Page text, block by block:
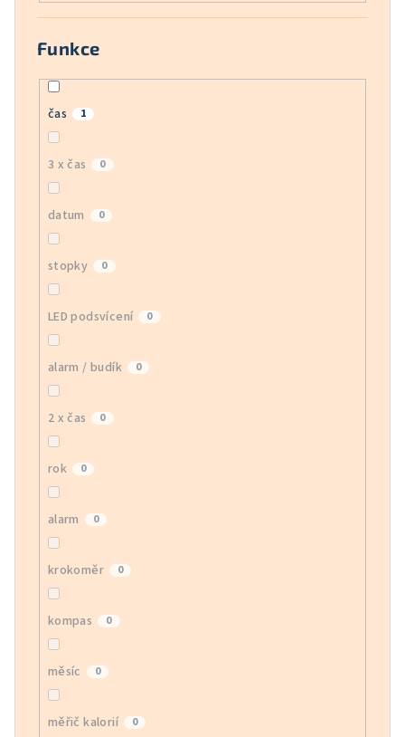
Funkce
čas 1
3 x čas 0
datum 0
stopky 0
LED podsvícení 0
alarm / budík 0
2 x čas 0
rok 0
alarm 0
krokoměr 0
kompas 0
měsíc 0
měřič kalorií 0